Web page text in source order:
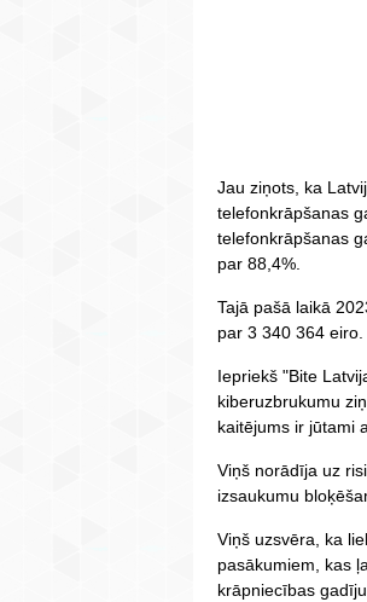
Jau ziņots, ka
telefonkrāpšanas
telefonkrāpšanas
par 88,4%.
Tajā pašā laikā
par 3 340 364 eiro.
Iepriekš "Bite
kiberuzbrukumu
kaitējums ir jūtami
Viņš norādīja uz
izsaukumu
Viņš uzsvēra, ka
pasākumiem, kas
krāpniecības